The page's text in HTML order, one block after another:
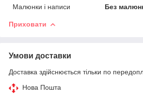
Малюнки і написи
Без
Приховати
Умови доставки
Доставка здійснюється тільки по
Нова Пошта